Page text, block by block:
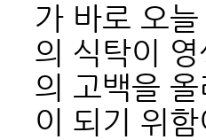
가 바로 오
의 식탁이
의 고백을
이 되기 위